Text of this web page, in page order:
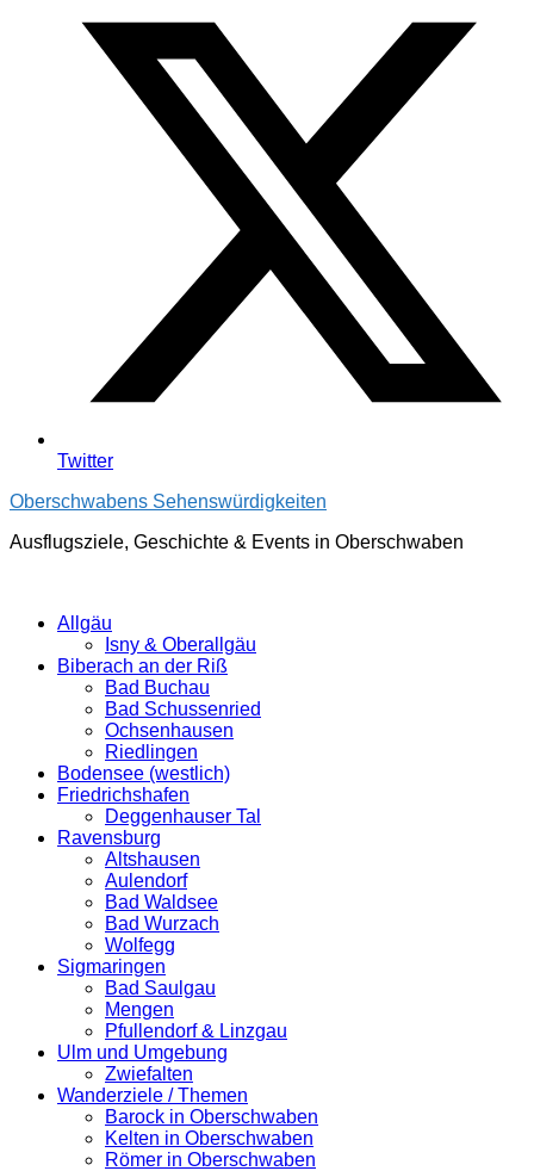
Twitter
Oberschwabens Sehenswürdigkeiten
Ausflugsziele, Geschichte & Events in Oberschwaben
Allgäu
Isny & Oberallgäu
Biberach an der Riß
Bad Buchau
Bad Schussenried
Ochsenhausen
Riedlingen
Bodensee (westlich)
Friedrichshafen
Deggenhauser Tal
Ravensburg
Altshausen
Aulendorf
Bad Waldsee
Bad Wurzach
Wolfegg
Sigmaringen
Bad Saulgau
Mengen
Pfullendorf & Linzgau
Ulm und Umgebung
Zwiefalten
Wanderziele / Themen
Barock in Oberschwaben
Kelten in Oberschwaben
Römer in Oberschwaben